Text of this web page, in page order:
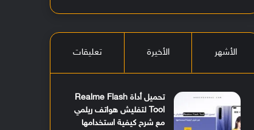
الأشهر الأخيرة تعليقات
تحميل أداة Realme Flash
Tool لتفليش هواتف ريلمي
مع شرح كيفية استخدامها